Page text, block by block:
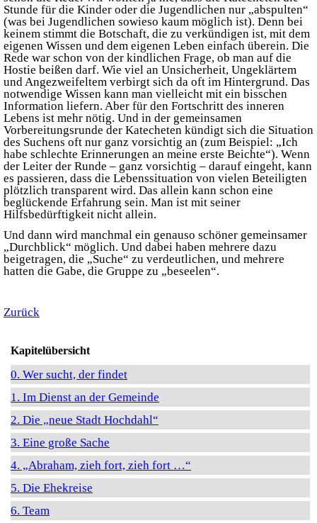
Stunde für die Kinder oder die Jugendlichen nur „abspulten“
(was bei Jugendlichen sowieso kaum möglich ist). Denn bei
keinem stimmt die Botschaft, die zu verkündigen ist, mit dem
eigenen Wissen und dem eigenen Leben einfach überein. Die
Rede war schon von der kindlichen Frage, ob man auf die
Hostie beißen darf. Wie viel an Unsicherheit, Ungeklärtem
und Angezweifeltem verbirgt sich da oft im Hintergrund. Das
notwendige Wissen kann man vielleicht mit ein bisschen
Information liefern. Aber für den Fortschritt des inneren
Lebens ist mehr nötig. Und in der gemeinsamen
Vorbereitungsrunde der Katecheten kündigt sich die Situation
des Suchens oft nur ganz vorsichtig an (zum Beispiel: „Ich
habe schlechte Erinnerungen an meine erste Beichte“). Wenn
der Leiter der Runde – ganz vorsichtig – darauf eingeht, kann
es passieren, dass die Lebenssituation von vielen Beteiligten
plötzlich transparent wird. Das allein kann schon eine
beglückende Erfahrung sein. Man ist mit seiner
Hilfsbedürftigkeit nicht allein.
Und dann wird manchmal ein genauso schöner gemeinsamer
„Durchblick“ möglich. Und dabei haben mehrere dazu
beigetragen, die „Suche“ zu verdeutlichen, und mehrere
hatten die Gabe, die Gruppe zu „beseelen“.
Zurück
Kapitelübersicht
0. Wer sucht, der findet
1. Im Dienst an der Gemeinde
2. Die „neue Stadt Hochdahl“
3. Eine große Sache
4. „Abraham, zieh fort, zieh fort …“
5. Die Ehekreise
6. Team